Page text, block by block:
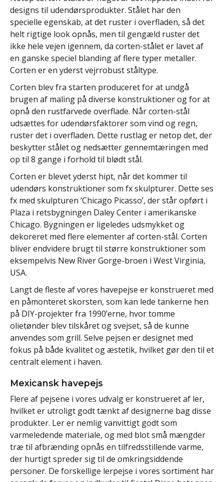
designs til udendørsprodukter. Stålet har den
specielle egenskab, at det ruster i overfladen, så det
helt rigtige look opnås, men til gengæld ruster det
ikke hele vejen igennem, da corten-stålet er lavet af
en ganske speciel blanding af flere typer metaller.
Corten er en yderst vejrrobust ståltype.
Corten blev fra starten produceret for at undgå
brugen af maling på diverse konstruktioner og for at
opnå den rustfarvede overflade. Når corten-stål
udsættes for udendørsfaktorer som vind og regn,
ruster det i overfladen. Dette rustlag er netop det, der
beskytter stålet og nedsætter gennemtæringen med
op til 8 gange i forhold til blødt stål.
Corten er blevet yderst hipt, når det kommer til
udendørs konstruktioner som fx skulpturer. Dette ses
fx med skulpturen ‘Chicago Picasso’, der står opført i
Plaza i retsbygningen Daley Center i amerikanske
Chicago. Bygningen er ligeledes udsmykket og
dekoreret med flere elementer af corten-stål. Corten
bliver endvidere brugt til større konstruktioner som
eksempelvis New River Gorge-broen i West Virginia,
USA.
Langt de fleste af vores havepejse er konstrueret med
en påmonteret skorsten, som kan lede tankerne hen
på DIY-projekter fra 1990’erne, hvor tomme
olietønder blev tilskåret og svejset, så de kunne
anvendes som grill. Selve pejsen er designet med
fokus på både kvalitet og æstetik, hvilket gør den til et
centralt element i haven.
Mexicansk havepejs
Flere af pejsene i vores udvalg er konstrueret af ler,
hvilket er utroligt godt tænkt af designerne bag disse
produkter. Ler er nemlig vanvittigt godt som
varmeledende materiale, og med blot små mængder
træ til afbrænding opnås en tilfredsstillende varme,
der hurtigt spreder sig til de omkringsiddende
personer. De forskellige lerpejse i vores sortiment har